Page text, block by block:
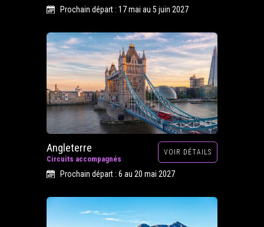
Prochain départ : 17 mai au 5 juin 2027
Angleterre
Circuits accompagnés
VOIR DÉTAILS
Prochain départ : 6 au 20 mai 2027